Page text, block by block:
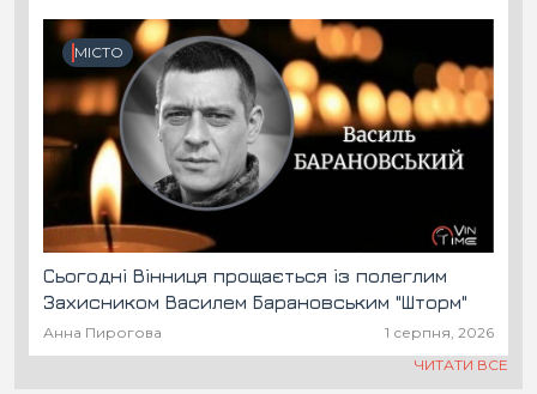
МІСТО
Сьогодні Вінниця прощається із полеглим
Захисником Василем Барановським "Шторм"
Анна Пирогова
1 серпня, 2026
ЧИТАТИ ВСЕ